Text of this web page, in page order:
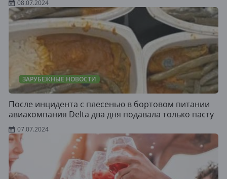
08.07.2024
ЗАРУБЕЖНЫЕ НОВОСТИ
После инцидента с плесенью в бортовом питании
авиакомпания Delta два дня подавала только пасту
07.07.2024